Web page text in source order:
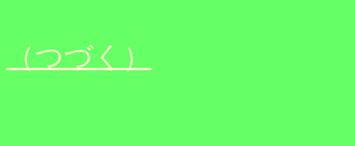
（つづく）